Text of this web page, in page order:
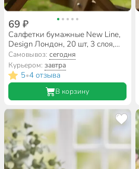
69 ₽
Салфетки бумажные New Line,
Design Лондон, 20 шт, 3 слоя,
33х33 см
Самовывоз:сегодня
Курьером:завтра
5•4 отзыва
В корзину